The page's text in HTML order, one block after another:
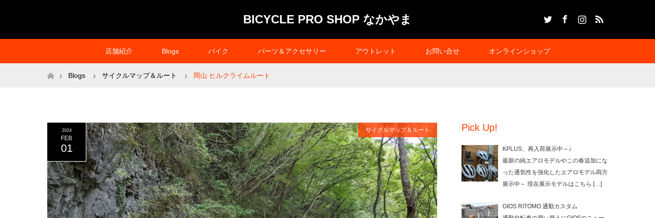
BICYCLE PRO SHOP なかやま
店舗紹介 Blogs バイク パーツ＆アクセサリー アウトレット お問い合せ オンラインショップ
ホームBlogs サイクルマップ＆ルート 岡山 ヒルクライムルート
2024
FEB
01
サイクルマップ＆ルート Pick Up!
KPLUS、再入荷展示中～♪
最新の純エアロモデルやこの春追加にな
った通気性を強化したエアロモデル両方
展示中～ 現在展示モデルはこちら […]
GIOS RITOMO 通勤カスタム